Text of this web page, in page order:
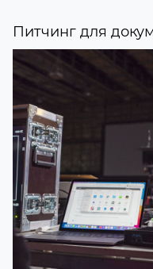
Питчинг для